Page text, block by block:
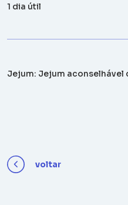
1 dia útil
Jejum: Jejum aconselhável
voltar